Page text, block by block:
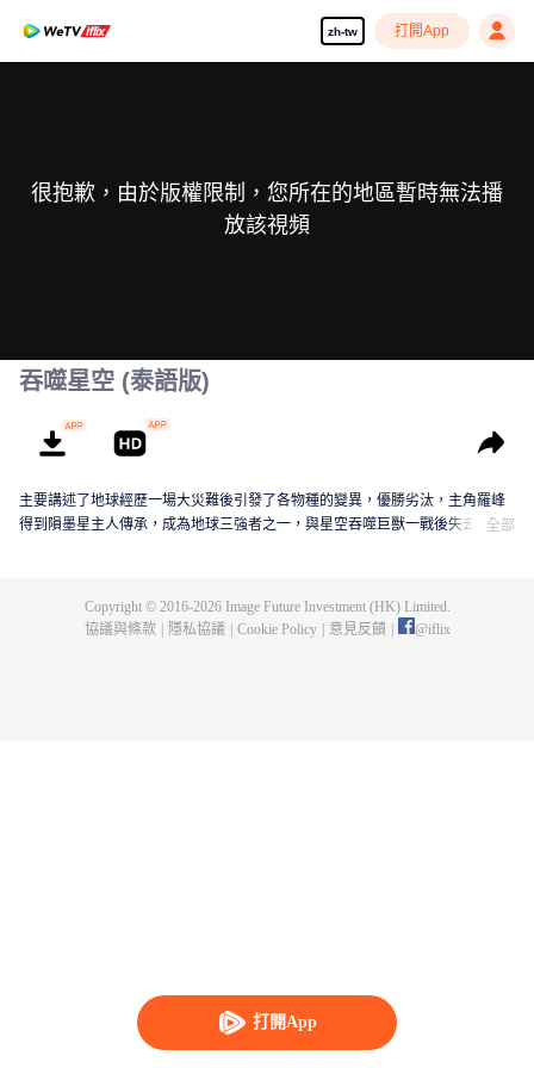
zh-tw 打開App
打開App
很抱歉，由於版權限制，您所在的地區暫時無法播
放該視頻
吞噬星空 (泰語版)
主要講述了地球經歷一場大災難後引發了各物種的變異，優勝劣汰，主角羅峰
得到隕墨星主人傳承，成為地球三強者之一，與星空吞噬巨獸一戰後失去肉全部
Copyright © 2016-2026Image Future Investment (HK) Limited.
協議與條款
隱私協議 Cookie Policy 意見反饋 @iflix